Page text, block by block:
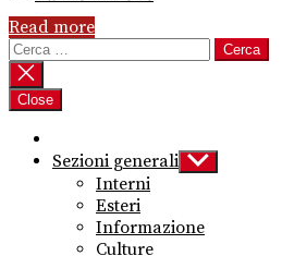
Read more
Ricerca
per:
Close
Sezioni generali Show
sub
Interni
Esteri
Informazione
Culture